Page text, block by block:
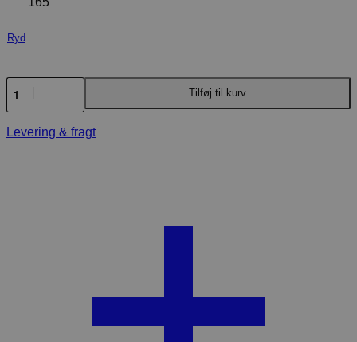
Ryd
CATAGO
JASON
2.0
-
200
Tilføj til kurv
Levering & fragt